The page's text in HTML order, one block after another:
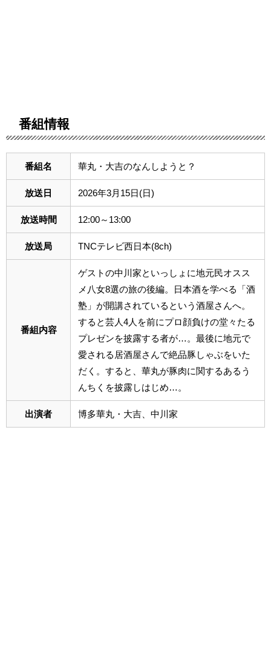
番組情報
番組名 華丸・大吉のなんしようと？
放送日 2026年3月15日(日)
放送時間 12:00～13:00
放送局 TNCテレビ西日本(8ch)
番組内容
ゲストの中川家といっしょに地元民オスス
メ八女8選の旅の後編。日本酒を学べる「酒
塾」が開講されているという酒屋さんへ。
すると芸人4人を前にプロ顔負けの堂々たる
プレゼンを披露する者が…。最後に地元で
愛される居酒屋さんで絶品豚しゃぶをいた
だく。すると、華丸が豚肉に関するあるう
んちくを披露しはじめ…。
出演者 博多華丸・大吉、中川家